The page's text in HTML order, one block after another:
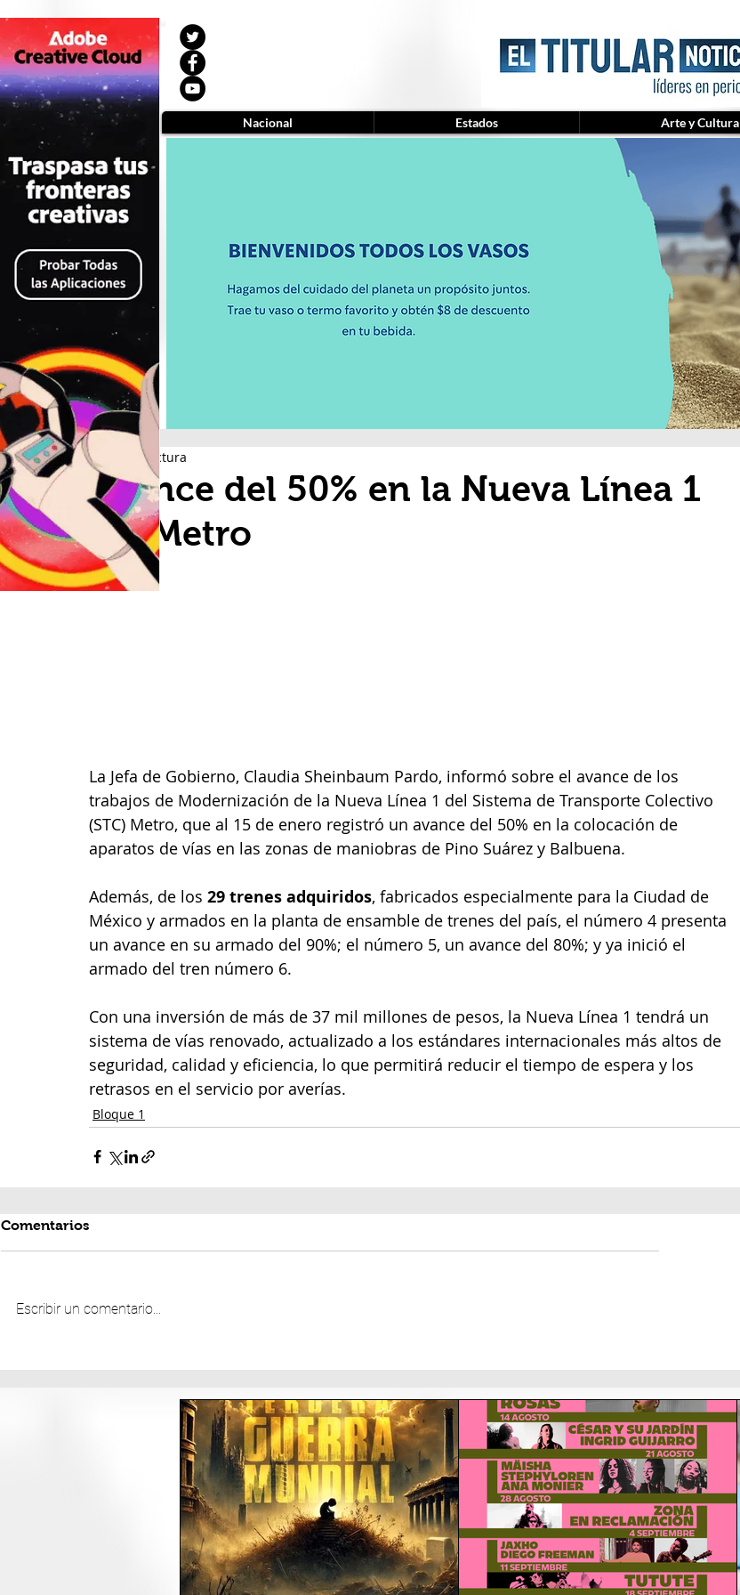
Avance del 50% en la Nueva Línea 1
del Metro
1 min de lectura
La Jefa de Gobierno, Claudia Sheinbaum Pardo, informó sobre el avance de los
trabajos de Modernización de la Nueva Línea 1 del Sistema de Transporte Colectivo
(STC) Metro, que al 15 de enero registró un avance del 50% en la colocación de
aparatos de vías en las zonas de maniobras de Pino Suárez y Balbuena.
Además, de los 29 trenes adquiridos, fabricados especialmente para la Ciudad de
México y armados en la planta de ensamble de trenes del país, el número 4 presenta
un avance en su armado del 90%; el número 5, un avance del 80%; y ya inició el
armado del tren número 6.
Con una inversión de más de 37 mil millones de pesos, la Nueva Línea 1 tendrá un
sistema de vías renovado, actualizado a los estándares internacionales más altos de
seguridad, calidad y eficiencia, lo que permitirá reducir el tiempo de espera y los
retrasos en el servicio por averías.
Bloque 1
Comentarios
Escribir un comentario...
Nacional Estados Arte y Cultura